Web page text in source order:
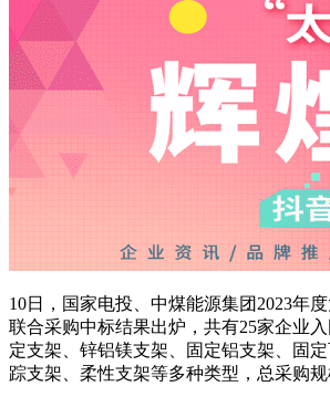
10日，国家电投、中煤能源集团2023年
联合采购中标结果出炉，共有25家企业
定支架、锌铝镁支架、固定铝支架、固
踪支架、柔性支架等多种类型，总采购